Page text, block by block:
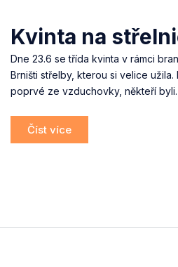
Kvinta na
Dne 23.6 se třída kvinta v rámci
Brništi střelby, kterou si velice
poprvé ze vzduchovky, někteří
Číst více